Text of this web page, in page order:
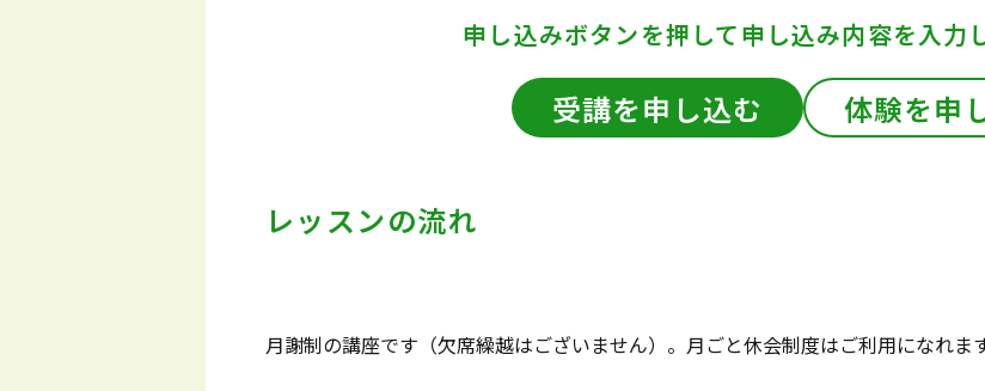
申し込みボタンを押して申し込み内容を入力
受講を申し込む 体験を申
レッスンの流れ
月謝制の講座です（欠席繰越はございません）。月ごと休会制度はご利用になれま